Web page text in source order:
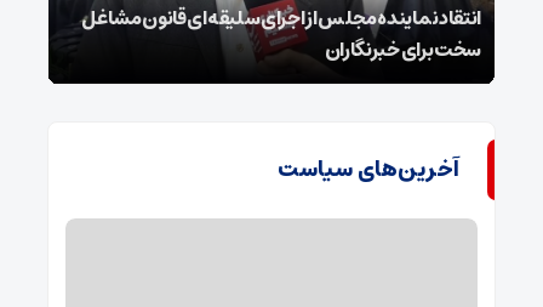
انتقاد نماینده مجلس از اجرای سلیقه‌ای قانون مشاغل
سخت برای خبرنگاران
آخرین‌های سیاست